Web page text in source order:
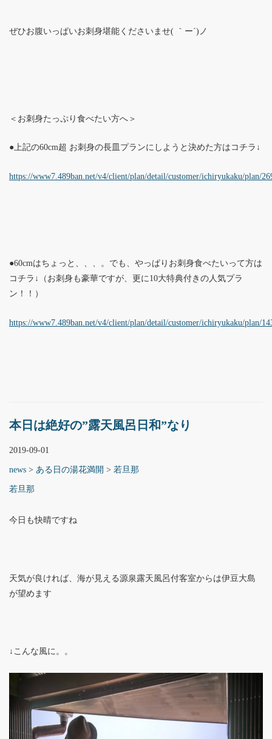
ぜひお腹いっぱいお刺身堪能くださいませ( ｀ー´)ノ
＜お刺身たっぷり食べたい方へ＞
●上記の60cm超 お刺身の長皿プランにしようと決めた方はコチラ↓
https://www7.489ban.net/v4/client/plan/detail/customer/ichiryukaku/plan/
●60cmはちょっと、、、。でも、やっぱりお刺身食べたいって方は
コチラ↓（お刺身も豪華ですが、更に10大特典付きの人気プラ
ン！！）
https://www7.489ban.net/v4/client/plan/detail/customer/ichiryukaku/plan/
本日は絶好の”露天風呂日和”なり
2019-09-01
news > ある日の湯花満開 > 若旦那
若旦那
今日も快晴ですね
天気が良ければ、海が見える源泉露天風呂付客室からは伊豆大島
が望めます
↓こんな風に。。